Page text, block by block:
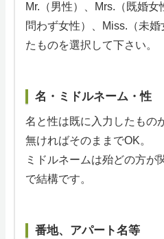
Mr.（男性）、Mrs.（既婚
問わず女性）、Miss.（未
たものを選択して下さい。
名・ミドルネーム・性
名と性は既に入力したもの
無ければそのままでOK。
ミドルネームは殆どの方が
で結構です。
番地、アパート名等